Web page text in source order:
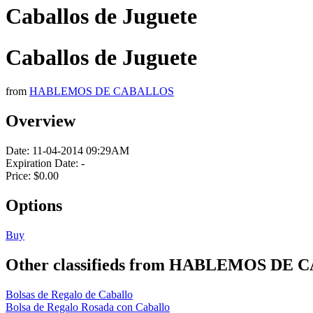
Caballos de Juguete
Caballos de Juguete
from HABLEMOS DE CABALLOS
Overview
Date: 11-04-2014 09:29AM
Expiration Date: -
Price: $0.00
Options
Buy
Other classifieds from HABLEMOS DE
Bolsas de Regalo de Caballo
Bolsa de Regalo Rosada con Caballo